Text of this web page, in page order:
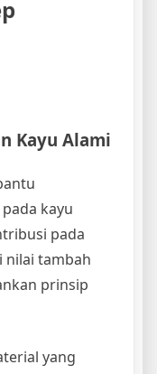
Kayu Alami
kayu
pada
nilai tambah
prinsip
yang